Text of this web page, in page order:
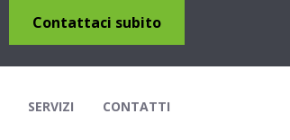
Contattaci subito
SERVIZI CONTATTI